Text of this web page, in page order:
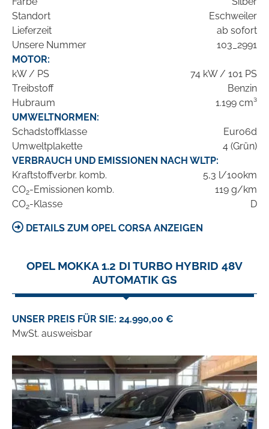
Standort
Eschweiler
Lieferzeit
ab sofort
Unsere Nummer
103_2991
MOTOR:
kW / PS
74 kW / 101 PS
Treibstoff
Benzin
Hubraum
1.199 cm³
UMWELTNORMEN:
Schadstoffklasse
Euro6d
Umweltplakette
4 (Grün)
VERBRAUCH UND EMISSIONEN NACH WLTP:
Kraftstoffverbr. komb.
5,3 l/100km
CO2-Emissionen komb.
119 g/km
CO2-Klasse D
DETAILS ZUM OPEL CORSA ANZEIGEN
OPEL MOKKA 1.2 DI TURBO HYBRID 48V
AUTOMATIK GS
UNSER PREIS FÜR SIE: 24.990,00 €
MwSt. ausweisbar